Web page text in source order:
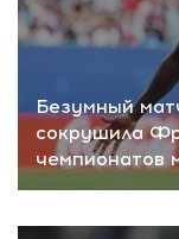
Безумный
сокрушила
чемпионатов